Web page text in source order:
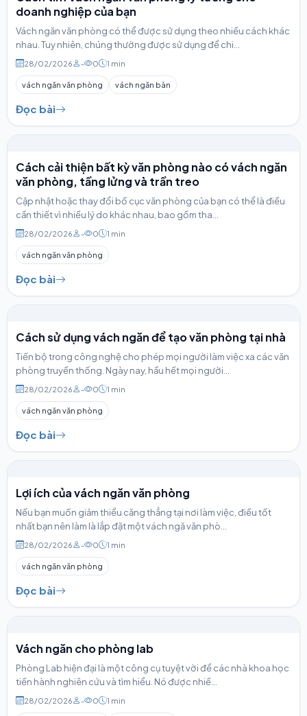
doanh nghiệp của bạn
Vách ngăn văn phòng có thể được sử dụng theo nhiều cách khác
nhau. Tuy nhiên, chúng thường được sử dụng để chi...
28/02/2026 - 0 1 min
vách ngăn văn phòng vách ngăn bàn
Đọc bài
Cách cải thiện bất kỳ văn phòng nào có vách ngăn
văn phòng, tầng lửng và trần treo
Cập nhật hoặc thay đổi bố cục văn phòng của bạn có thể là điều
cần thiết vì nhiều lý do khác nhau, bao gồm tha...
28/02/2026 - 0 1 min
vách ngăn văn phòng
Đọc bài
Cách sử dụng vách ngăn để tạo văn phòng tại nhà
Tiến bộ trong công nghệ cho phép mọi người làm việc xa các văn
phòng truyền thống. Ngày nay, hầu hết mọi người...
28/02/2026 - 0 1 min
vách ngăn văn phòng
Đọc bài
Lợi ích của vách ngăn văn phòng
Nếu bạn muốn giảm thiểu căng thẳng tại nơi làm việc, điều tốt
nhất bạn nên làm là lắp đặt một vách ngă văn phò...
28/02/2026 - 0 1 min
vách ngăn văn phòng
Đọc bài
Vách ngăn cho phòng lab
Phòng Lab hiện đại là một công cụ tuyệt vời để các nhà khoa học
tiến hành nghiên cứu và tìm hiểu. Nó được nhiề...
28/02/2026 - 0 1 min